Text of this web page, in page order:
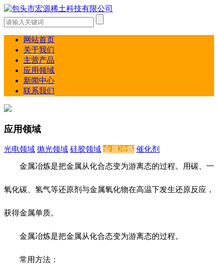
网站首页
关于我们
主营产品
应用领域
新闻中心
联系我们
应用领域
光电领域 抛光领域 硅胶领域 金属冶炼 催化剂
金属冶炼是把金属从化合态变为游离态的过程。用碳、一
氧化碳、氢气等还原剂与金属氧化物在高温下发生还原反应，
获得金属单质。
金属冶炼是把金属从化合态变为游离态的过程。
常用方法：